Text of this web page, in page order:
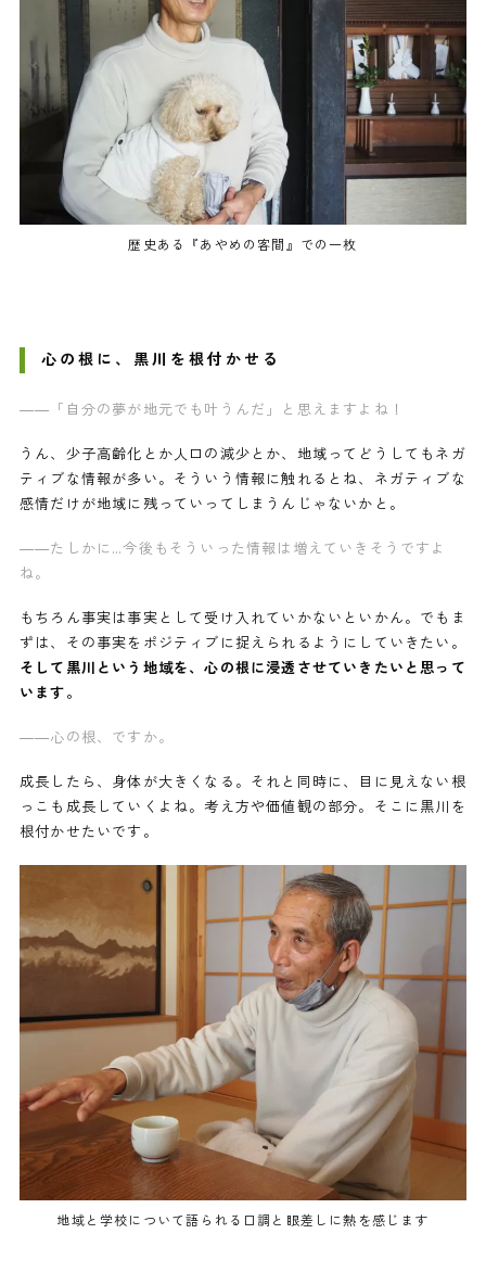
歴史ある『あやめの客間』での一枚
心の根に、黒川を根付かせる
——「自分の夢が地元でも叶うんだ」と思えますよね！
うん、少子高齢化とか人口の減少とか、地域ってどうしてもネガ
ティブな情報が多い。そういう情報に触れるとね、ネガティブな
感情だけが地域に残っていってしまうんじゃないかと。
——たしかに…今後もそういった情報は増えていきそうですよ
ね。
もちろん事実は事実として受け入れていかないといかん。でもま
ずは、その事実をポジティブに捉えられるようにしていきたい。
そして黒川という地域を、心の根に浸透させていきたいと思って
います。
——心の根、ですか。
成長したら、身体が大きくなる。それと同時に、目に見えない根
っこも成長していくよね。考え方や価値観の部分。そこに黒川を
根付かせたいです。
地域と学校について語られる口調と眼差しに熱を感じます